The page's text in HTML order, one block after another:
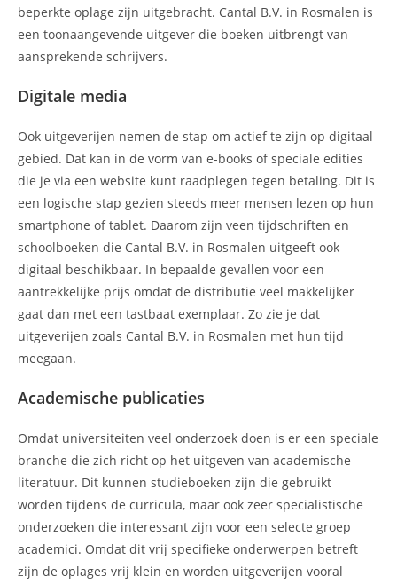
beperkte oplage zijn uitgebracht. Cantal B.V. in Rosmalen is
een toonaangevende uitgever die boeken uitbrengt van
aansprekende schrijvers.
Digitale media
Ook uitgeverijen nemen de stap om actief te zijn op digitaal
gebied. Dat kan in de vorm van e-books of speciale edities
die je via een website kunt raadplegen tegen betaling. Dit is
een logische stap gezien steeds meer mensen lezen op hun
smartphone of tablet. Daarom zijn veen tijdschriften en
schoolboeken die Cantal B.V. in Rosmalen uitgeeft ook
digitaal beschikbaar. In bepaalde gevallen voor een
aantrekkelijke prijs omdat de distributie veel makkelijker
gaat dan met een tastbaat exemplaar. Zo zie je dat
uitgeverijen zoals Cantal B.V. in Rosmalen met hun tijd
meegaan.
Academische publicaties
Omdat universiteiten veel onderzoek doen is er een speciale
branche die zich richt op het uitgeven van academische
literatuur. Dit kunnen studieboeken zijn die gebruikt
worden tijdens de curricula, maar ook zeer specialistische
onderzoeken die interessant zijn voor een selecte groep
academici. Omdat dit vrij specifieke onderwerpen betreft
zijn de oplages vrij klein en worden uitgeverijen vooral